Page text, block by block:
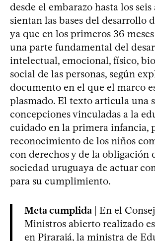
desde el embarazo hasta los seis
sientan las bases del desarrollo
ya que en los primeros 36
una parte fundamental del
intelectual, emocional, físico,
social de las personas, según
documento en el que el marco
plasmado. El texto articula una
concepciones vinculadas a la
cuidado en la primera infancia,
reconocimiento de los niños
con derechos y de la obligación
sociedad uruguaya de actuar
para su cumplimiento.
Meta cumplida | En el
Ministros abierto realizado
en Pirarajá, la ministra de